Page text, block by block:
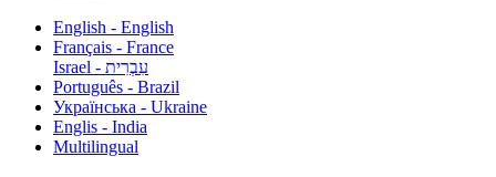
English - English
Français - France
עִבְרִית - Israel
Português - Brazil
Українська - Ukraine
Englis - India
Multilingual